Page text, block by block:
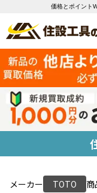
価格とポイント
メーカー TOTO 商